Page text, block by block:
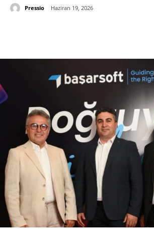
Pressio Haziran 19, 2026